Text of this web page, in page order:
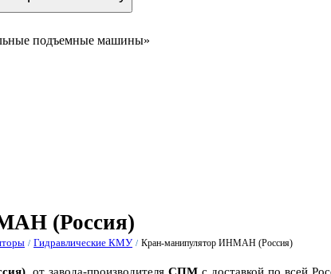
подъемные машины»
(Россия)
/ Гидравлические КМУ / Кран-манипулятор ИНМАН (Россия)